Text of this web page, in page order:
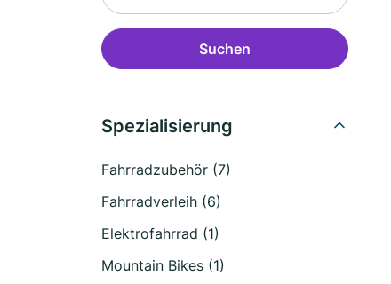
Suchen
Spezialisierung
Fahrradzubehör (7)
Fahrradverleih (6)
Elektrofahrrad (1)
Mountain Bikes (1)